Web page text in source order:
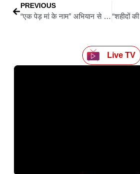
PREVIOUS
“एक पेड़ मां के नाम” अभियान से सीवान नगर परिषद की अनोखी पहल, पर्यावरण संरक्षण को दिया भावनात्मक स्पर्श
Live TV